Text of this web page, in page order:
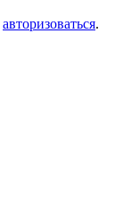
авторизоваться.